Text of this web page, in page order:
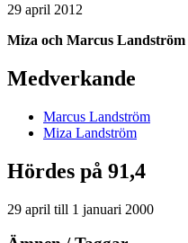
29 april 2012
Miza och Marcus Landström
Medverkande
Marcus Landström
Miza Landström
Hördes på 91,4
29 april till 1 januari 2000